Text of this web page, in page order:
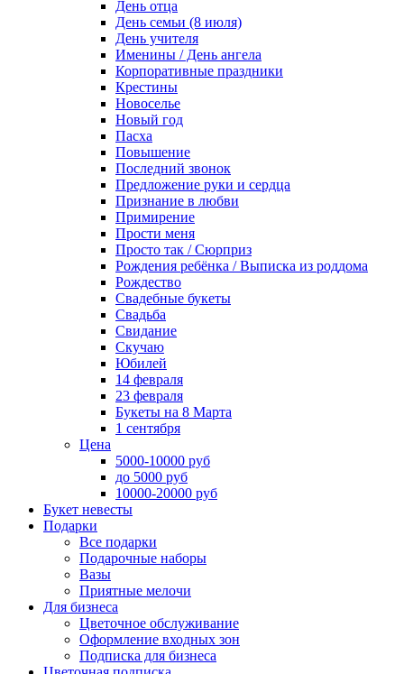
День отца
День семьи (8 июля)
День учителя
Именины / День ангела
Корпоративные праздники
Крестины
Новоселье
Новый год
Пасха
Повышение
Последний звонок
Предложение руки и сердца
Признание в любви
Примирение
Прости меня
Просто так / Сюрприз
Рождения ребёнка / Выписка из роддома
Рождество
Свадебные букеты
Свадьба
Свидание
Скучаю
Юбилей
14 февраля
23 февраля
Букеты на 8 Марта
1 сентября
Цена
5000-10000 руб
до 5000 руб
10000-20000 руб
Букет невесты
Подарки
Все подарки
Подарочные наборы
Вазы
Приятные мелочи
Для бизнеса
Цветочное обслуживание
Оформление входных зон
Подписка для бизнеса